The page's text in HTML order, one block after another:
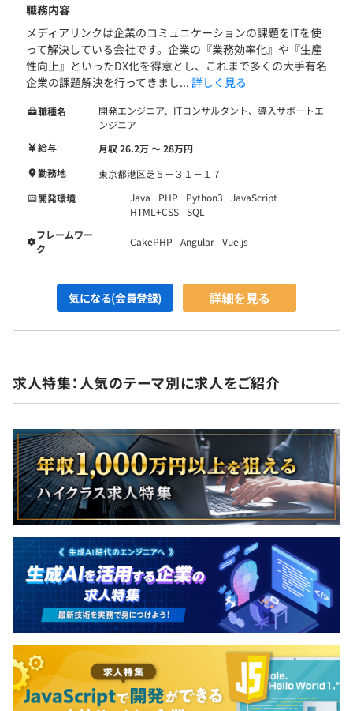
職務内容
メディアリンクは企業のコミュニケーションの課題をITを使
って解決している会社です。企業の『業務効率化』や『生産
性向上』といったDX化を得意とし、これまで多くの大手有名
企業の課題解決を行ってきまし... 詳しく見る
職種名
開発エンジニア、ITコンサルタント、導入サポートエ
ンジニア
給与
月収 26.2万 〜 28万円
勤務地
東京都港区芝５－３１－１７
開発環境
Java PHP Python3
JavaScript
HTML+CSS SQL
フレームワー
ク
CakePHP Angular Vue.js
気になる(会員登録) 詳細を見る
求人特集：人気のテーマ別に求人をご紹介